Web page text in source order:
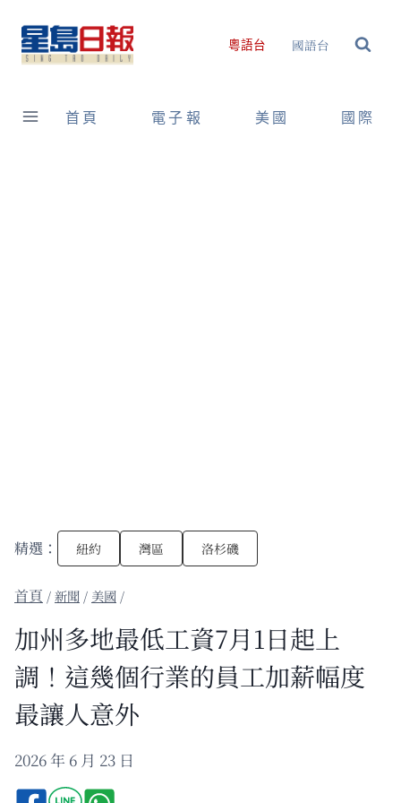
content
粵語台 國語台
首頁 電子報 美國 國際
精選： 紐約 灣區 洛杉磯
/新聞 / 美國 /
加州多地最低工資7月1日起上
調！這幾個行業的員工加薪幅度
最讓人意外
2026 年 6 月 23 日